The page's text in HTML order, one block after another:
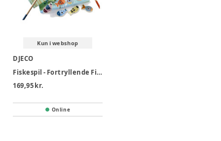
Kun i webshop
DJECO
Fiskespil - Fortryllende Fiskning
169,95 kr.
Online